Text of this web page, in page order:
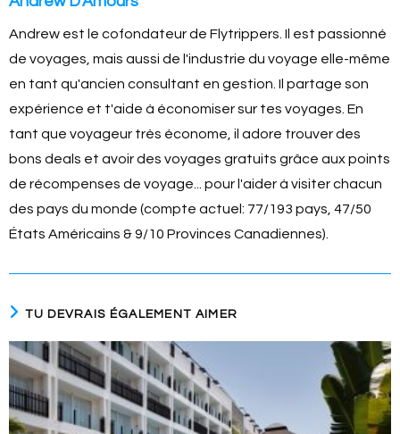
Andrew est le cofondateur de Flytrippers. Il est passionné
de voyages, mais aussi de l'industrie du voyage elle-même
en tant qu'ancien consultant en gestion. Il partage son
expérience et t'aide à économiser sur tes voyages. En
tant que voyageur très économe, il adore trouver des
bons deals et avoir des voyages gratuits grâce aux points
de récompenses de voyage... pour l'aider à visiter chacun
des pays du monde (compte actuel: 77/193 pays, 47/50
États Américains & 9/10 Provinces Canadiennes).
TU DEVRAIS ÉGALEMENT AIMER